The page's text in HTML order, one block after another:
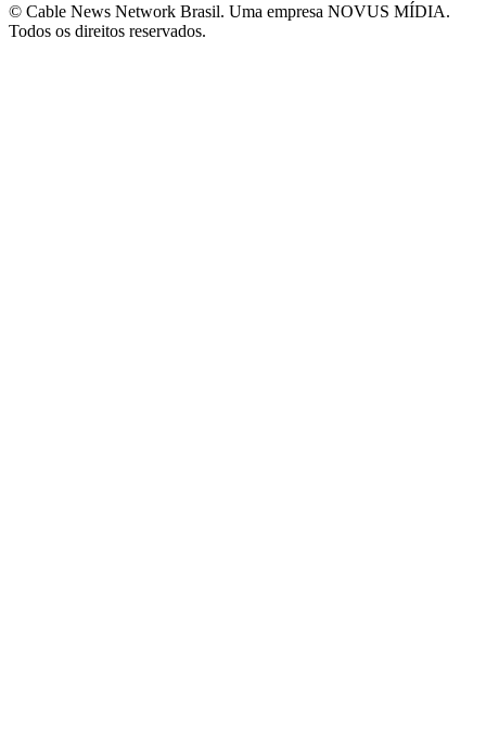
© Cable News Network Brasil. Uma empresa NOVUS MÍDIA.
Todos os direitos reservados.